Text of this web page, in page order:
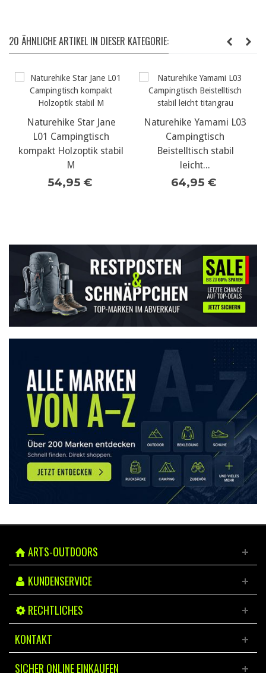
20 ÄHNLICHE ARTIKEL IN DIESER KATEGORIE:
Star Jane
stabil
Naturehike Yamami L03
Campingtisch
Beistelltisch stabil
Naturehike
T05J
ARTS-OUTDOORS
KUNDENSERVICE
RECHTLICHES
KONTAKT
SICHER ONLINE EINKAUFEN